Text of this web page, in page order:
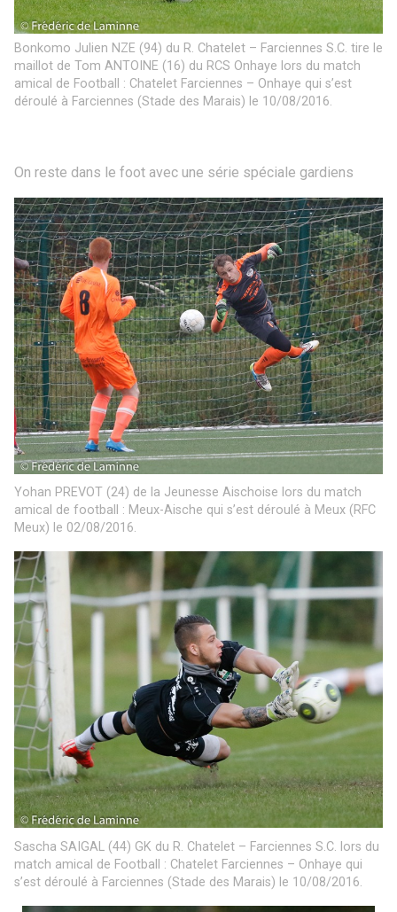
Bonkomo Julien NZE (94) du R. Chatelet – Farciennes S.C. tire le
maillot de Tom ANTOINE (16) du RCS Onhaye lors du match
amical de Football : Chatelet Farciennes – Onhaye qui s’est
déroulé à Farciennes (Stade des Marais) le 10/08/2016.
On reste dans le foot avec une série spéciale gardiens
Yohan PREVOT (24) de la Jeunesse Aischoise lors du match
amical de football : Meux-Aische qui s’est déroulé à Meux (RFC
Meux) le 02/08/2016.
Sascha SAIGAL (44) GK du R. Chatelet – Farciennes S.C. lors du
match amical de Football : Chatelet Farciennes – Onhaye qui
s’est déroulé à Farciennes (Stade des Marais) le 10/08/2016.